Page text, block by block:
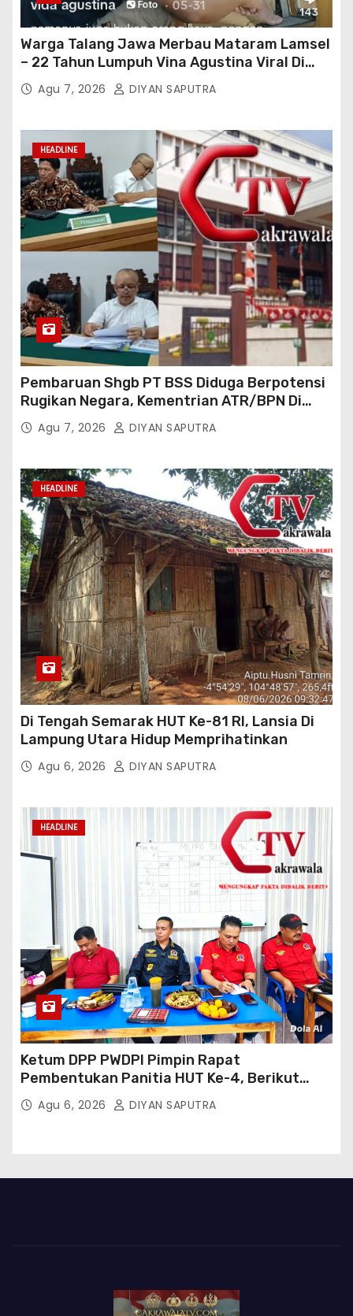
Warga Talang Jawa Merbau Mataram Lamsel
– 22 Tahun Lumpuh Vina Agustina Viral Di
Tiktok Inginkan Kursi Roda Listrik, Kepala
Perwakilan Provinsi Lampung Media
Bertindak
Agu 7, 2026 DIYAN SAPUTRA
HEADLINE
Pembaruan Shgb PT BSS Diduga Berpotensi
Rugikan Negara, Kementrian ATR/BPN Di
Gugat Di PTUN Jakarta
Agu 7, 2026 DIYAN SAPUTRA
HEADLINE
Di Tengah Semarak HUT Ke-81 RI, Lansia Di
Lampung Utara Hidup Memprihatinkan
Agu 6, 2026 DIYAN SAPUTRA
HEADLINE
Ketum DPP PWDPI Pimpin Rapat
Pembentukan Panitia HUT Ke-4, Berikut
Susunan Dan Rangkaian Kegiatannya
Agu 6, 2026 DIYAN SAPUTRA